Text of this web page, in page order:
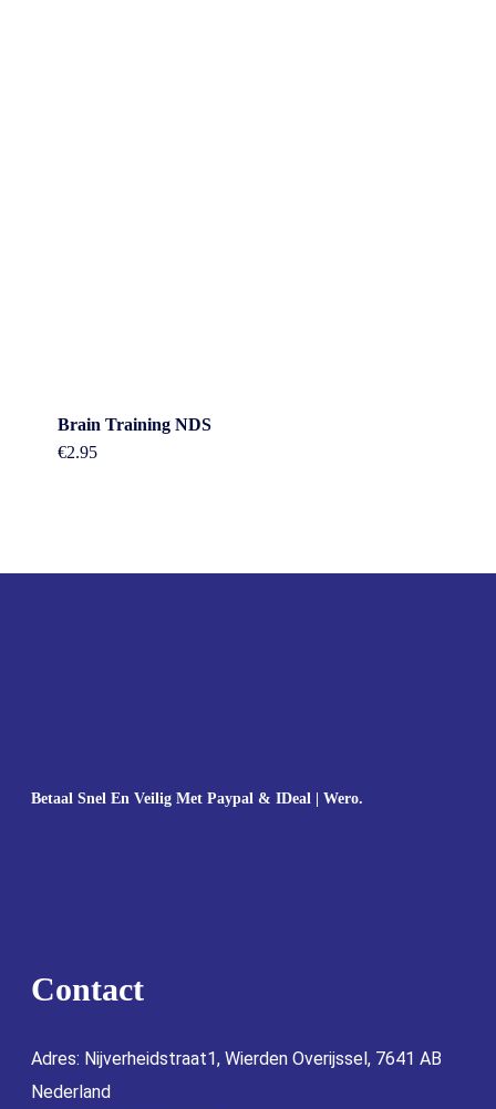
Brain Training NDS
€2.95
Betaal Snel En Veilig Met Paypal & IDeal | Wero.
Contact
Adres: Nijverheidstraat1, Wierden Overijssel, 7641 AB
Nederland